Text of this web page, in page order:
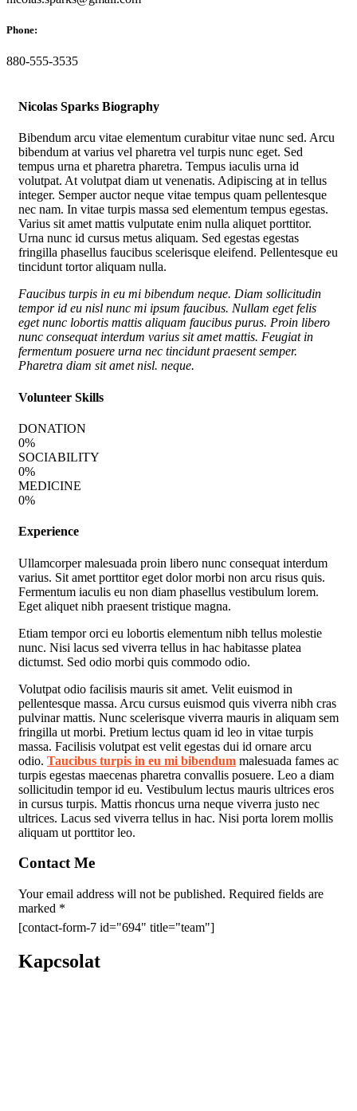
Phone:
880-555-3535
Nicolas Sparks Biography
Bibendum arcu vitae elementum curabitur vitae nunc sed. Arcu
bibendum at varius vel pharetra vel turpis nunc eget. Sed
tempus urna et pharetra pharetra. Tempus iaculis urna id
volutpat. At volutpat diam ut venenatis. Adipiscing at in tellus
integer. Semper auctor neque vitae tempus quam pellentesque
nec nam. In vitae turpis massa sed elementum tempus egestas.
Varius sit amet mattis vulputate enim nulla aliquet porttitor.
Urna nunc id cursus metus aliquam. Sed egestas egestas
fringilla phasellus faucibus scelerisque eleifend. Pellentesque eu
tincidunt tortor aliquam nulla.
Faucibus turpis in eu mi bibendum neque. Diam sollicitudin
tempor id eu nisl nunc mi ipsum faucibus. Nullam eget felis
eget nunc lobortis mattis aliquam faucibus purus. Proin libero
nunc consequat interdum varius sit amet mattis. Feugiat in
fermentum posuere urna nec tincidunt praesent semper.
Pharetra diam sit amet nisl. neque.
Volunteer Skills
DONATION
0%
SOCIABILITY
0%
MEDICINE
0%
Experience
Ullamcorper malesuada proin libero nunc consequat interdum
varius. Sit amet porttitor eget dolor morbi non arcu risus quis.
Fermentum iaculis eu non diam phasellus vestibulum lorem.
Eget aliquet nibh praesent tristique magna.
Etiam tempor orci eu lobortis elementum nibh tellus molestie
nunc. Nisi lacus sed viverra tellus in hac habitasse platea
dictumst. Sed odio morbi quis commodo odio.
Volutpat odio facilisis mauris sit amet. Velit euismod in
pellentesque massa. Arcu cursus euismod quis viverra nibh cras
pulvinar mattis. Nunc scelerisque viverra mauris in aliquam sem
fringilla ut morbi. Pretium lectus quam id leo in vitae turpis
massa. Facilisis volutpat est velit egestas dui id ornare arcu
odio. Taucibus turpis in eu mi bibendum malesuada fames ac
turpis egestas maecenas pharetra convallis posuere. Leo a diam
sollicitudin tempor id eu. Vestibulum lectus mauris ultrices eros
in cursus turpis. Mattis rhoncus urna neque viverra justo nec
ultrices. Lacus sed viverra tellus in hac. Nisi porta lorem mollis
aliquam ut porttitor leo.
Contact Me
Your email address will not be published. Required fields are
marked *
[contact-form-7 id="694" title="team"]
Kapcsolat